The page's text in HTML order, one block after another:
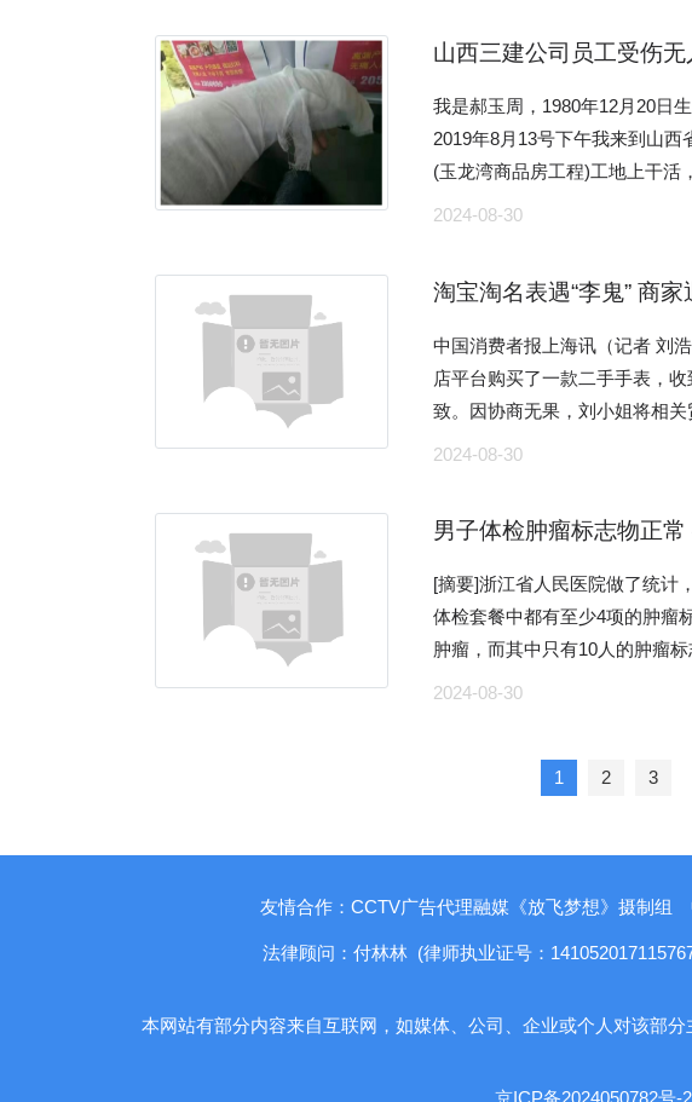
播’时，有点紧张，担心出错。”
食堂”项目门店负责人李浩介绍
况，通过自研算法识别画面中
统会通过绿色方框进行自动标
论‘猜’品质，现在消费者更相信‘
记煌”的后厨设备摆放整齐，
不少商家已经尝到了“后厨直播
的“李记小油饼家常菜”因“后厨
24小时的直播界面是真实的，
店外卖订单量从每月八九十单激
卖平台普遍对“后厨直播”商家进
合肥市蜀山区600多家餐饮商户
能。与消费者一同点开直播
过去，监管人员需要线下跑点
借助“后厨直播”，监管人员可
监管人员化身“云监工”，一天
慧通知、台账监管、电子巡察
灶”可以进行24小时监控，这不
起后厨直播智慧监管平台。该
馈，超时将触发线下核查，形
食品安全风险智治平台”，借助
听花酒的专利里，提到的凉味
会先后通过珍爱网、世纪佳缘
恋红娘”在专业培训中，讲师强
人”;接着通过客户的消费习惯、
客户的其它可能性”，让客户把
7.令人不安的宝马传动轴 在一段宝马车主提供的视频中，可以清晰听到，汽车
多位宝马530Li的车主之后，也
的传动轴异响问题，宝马4S店
传动轴可以，退车或者换车，
轴并不能彻底解决车辆传动轴
会播出前，宝马汽车官方也没有正面回复车主。 8.
315晚会找到了化名小李的投诉
以借钱。网上说购买它的礼品
的收款账户，就把钱打给我了。
近三分之一的钱，就这样被同
樟岚村腌制不卫生大头菜的举
法律法规依据，只能对违法者
在这种背景下，福建省消委会
勃勃地搬家时，总感觉门口保
备透透气时，他发现对面有3户
隙。 一次，李云出门时偶然听到保安对着对讲机说：“现在年轻人胆子真大，
这种阴气重的房子说住就住，一
得慌”。 这样的“骨灰房”，天津也有。天津滨海新区的王先生是一名空调安装师
房”。那次，他接到一个安装空
王先生印象特别深，刚进门，
盒与各种供品；窗户没有封死
去像一个灵堂的布置。 “我被吓得一哆嗦，不由自主把迈进门的脚又缩了回
才硬着头皮将空调安装完。 按照王先生的介绍，记者近日来到了该小区。一名
闭的房间说，那就是大家口中
来祭奠，“有的房子还经常欠缴
者数了下，该小区仅大门附近的
来，多地被曝光有小区存在“骨
记者调查了解到，各地因为风
房门换成老式铁门，用纸将门
的邻居可能会来找我。” 逝者安息但生者不适 业主实际用途难限制 为什么明明
择“骨灰房”的业主，大多生活
了，买不起。”前段时间，咨询
为：6—7，密度：2.98(+0.15,-0.05)g/cm3； 3:结构以毛
为代表，质地最佳，细腻润泽
虽说都可以称为和田玉，但是
田玉最为上乘，质地细腻温润
度上要差强人意很多，所以在
玉，甚至不是和田玉的玉种说
大一定程度上决定了它的价值
常大的欺骗消费者的嫌疑，记
知消费者所销售的“和田玉”产自
商品，在外包装盒上发现也有类
费者，产地模糊，混淆视听，
是明明白白消费，而不是偷换概念的欺骗。 近年来和田
同时也有些不尽人意的地方，但
用。记者不仅要问，和田玉直播潜规则到
二、网络平台，网络平台对直
商家坑骗，会直接影响平台的信誉。 三、法律，法律是一个社会公平
坑蒙拐骗，以次充好，损害消费者的利
络平台公开举报热线，给消费
火）
出规划建筑面积4000㎡。在郑
总体规划的，该项目能够补办
并经过积极整改后符合了规划
不给办理(建设工程规划许可证)
全为由，于2017年9月1日下令将该项目停电停
余建设资金，却在项目即将建
此，公司多次向上反映。并引
时任郑州市长的程志明作出批
在相关部门的监督下，使市场
跃华也进行批示督办。 面对上级领导批示，郑州市规划局副局长李成祥一开始
位谈话，结论是三年前可以办
懒政惰政不理不办，将企业长时
南省委书记楼阳生曾长期在福
委书记。后又在海南省、湖北
2021年6月份开展“万人助万企”
息、公司年收入、职工工资收
新规划，公司股东及广大商户
更何况该项目符合郑州市发展
经济。现在他们迫切要求：①
个菜还没有做，之后对顾客爱
个菜，因为我们三个菜都快吃
一脸不情愿的说：什么菜都不
有态度说：不快。 我们作为一个消费者，我们要的是服务，包括饭菜质量、食
培训，希望麒龙烧烤店对服务
明城市，麒龙烧烤店个别员工
山西三建公司员工受伤无
我是郝玉周，1980年12月20日
2019年8月13号下午我来到山
(玉龙湾商品房工程)工地上干活
15093925228， 8月24日(星期
中医院的医生介绍，孙鹏举将
说我需要做手术，建议我住院
为我办理了住院手续。当天我
房，声称有事离开了。之后，
手续，由于没有钱，没有办理
到劳动监察部门咨询情况。 在认真贯彻学习十九大精神，以人为本，把人的生
楚。以恳请领导能够公正处理，给我一个公道！
29日
2024-08-30
淘宝淘名表遇“李鬼” 商
中国消费者报上海讯（记者 刘
店平台购买了一款二手手表，
致。因协商无果，刘小姐将相
金山区人民法院审结了该起买
她“怦然心动”。该表附有图片，
英表，外圈满钻，炫彩贝母面
七天无理由退换货服务”，且该
5.8万元。 刘小姐通过网店平台联系客服，并应要求加了客服“沈公子”的微信。
多次协商，该表最终以5.1万元
地查看表面后，发现收到手表
公司为实际交付的手表与图片
品”诉至上海市浦东新区人民法院
——钢印号为“1792289”的石英
符，属交付标的物错误导致的
告应依据“七天无理由退换货”
2024-08-30
男子体检肿瘤标志物正
[摘要]浙江省人民医院做了统计
体检套餐中都有至少4项的肿瘤
肿瘤，而其中只有10人的肿瘤标志物显著升高。
民医院肿瘤科病床上，对于自
只有半年时间，晚期肿瘤就找上门了？ 王先生的悲剧并不是孤例
科数据，在年关为大家好好说
有什么关系？我们在体检中该怎么进行检查？ 图片来
三餐。 半年前，单位组织了体检，已经步入中年的王先生把每年的体检当做一
次大考，而这次的考试成绩很
2024-08-30
1 2 3
友情合作：CCTV广告代理融媒《放飞梦想》摄制组
法律顾问：付林林 (律师执业证号：
本网站有部分内容来自互联网，如媒体、公司、企业或个人对该部
京ICP备2024050782号-2